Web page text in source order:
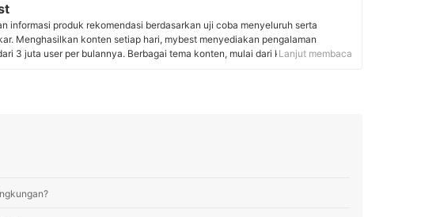
informasi produk rekomendasi berdasarkan uji coba menyeluruh serta
Menghasilkan konten setiap hari, mybest menyediakan pengalaman
3 juta user per bulannya. Berbagai tema konten, mulai dari kosmetik,
Lanjut membaca